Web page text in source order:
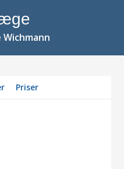
Priser